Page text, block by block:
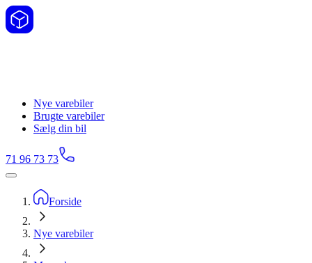
Nye varebiler
Brugte varebiler
Sælg din bil
71 96 73 73
Forside
Nye varebiler